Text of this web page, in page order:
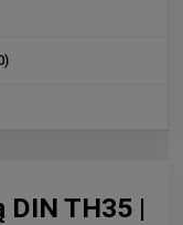
DIN TH35 |